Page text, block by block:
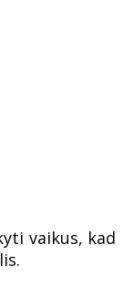
vaikus, kad